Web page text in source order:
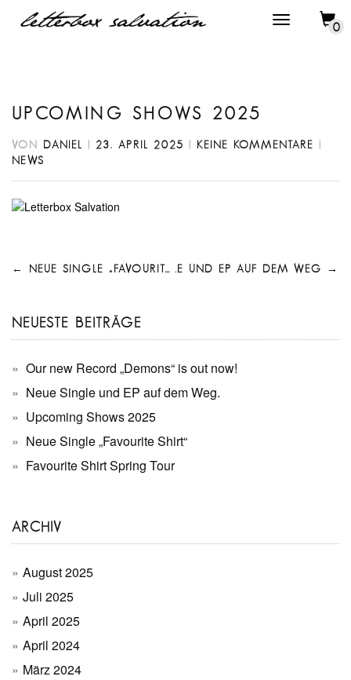
0
UPCOMING SHOWS 2025
VON DANIEL 23. APRIL 2025 KEINE KOMMENTARE
NEWS
BEITRAGSNAVIGATION
← NEUE SINGLE „FAVOURITE SHIRT“ →
NEUESTE BEITRÄGE
Our new Record „Demons“ is out now!
Neue Single und EP auf dem Weg.
Upcoming Shows 2025
Neue Single „Favourite Shirt“
Favourite Shirt Spring Tour
ARCHIV
August 2025
Juli 2025
April 2025
April 2024
März 2024